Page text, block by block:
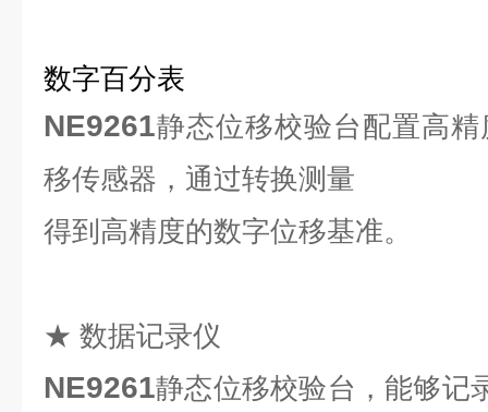
数字百分表
NE9261静态位移校验台配置高
移传感器，通过转换测量
得到高精度的数字位移基准。
★ 数据记录仪
NE9261静态位移校验台，能够记